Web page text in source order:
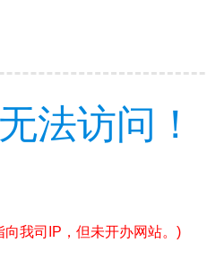
法访问！
向我司IP，但未开办网站。)